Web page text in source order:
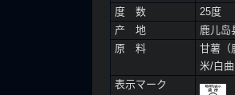
度 数
25度
产 地
鹿儿岛
原 料
甘薯（
米/白曲
表示マーク